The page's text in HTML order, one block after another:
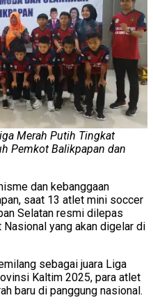
Merah Putih Tingkat
Pemkot Balikpapan dan
dan kebanggaan
saat 13 atlet mini soccer
Selatan resmi dilepas
yang akan digelar di
sebagai juara Liga
Kaltim 2025, para atlet
baru di panggung nasional.